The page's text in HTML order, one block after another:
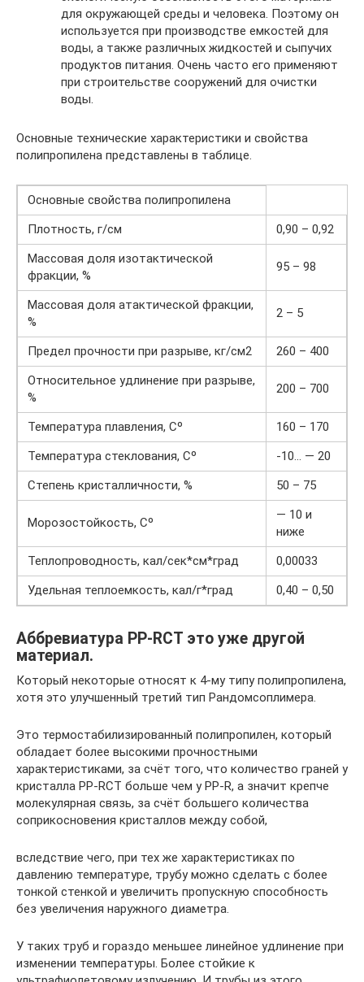
для окружающей среды и человека. Поэтому он
используется при производстве емкостей для
воды, а также различных жидкостей и сыпучих
продуктов питания. Очень часто его применяют
при строительстве сооружений для очистки
воды.
Основные технические характеристики и свойства
полипропилена представлены в таблице.
Основные свойства полипропилена
Плотность, г/см
0,90 – 0,92
Массовая доля изотактической
фракции, %
95 – 98
Массовая доля атактической фракции,
%
2 – 5
Предел прочности при разрыве, кг/см2
260 – 400
Относительное удлинение при разрыве,
%
200 – 700
Температура плавления, Сº
160 – 170
Температура стеклования, Сº
-10… — 20
Степень кристалличности, %
50 – 75
Морозостойкость, Сº
— 10 и
ниже
Теплопроводность, кал/сек*см*град
0,00033
Удельная теплоемкость, кал/г*град
0,40 – 0,50
Аббревиатура PP-RCT это уже другой
материал.
Который некоторые относят к 4-му типу полипропилена,
хотя это улучшенный третий тип Рандомсоплимера.
Это термостабилизированный полипропилен, который
обладает более высокими прочностными
характеристиками, за счёт того, что количество граней у
кристалла PP-RCT больше чем у PP-R, а значит крепче
молекулярная связь, за счёт большего количества
соприкосновения кристаллов между собой,
вследствие чего, при тех же характеристиках по
давлению температуре, трубу можно сделать с более
тонкой стенкой и увеличить пропускную способность
без увеличения наружного диаметра.
У таких труб и гораздо меньшее линейное удлинение при
изменении температуры. Более стойкие к